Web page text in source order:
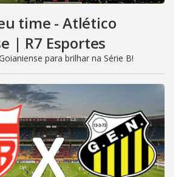
time - Atlético
| R7 Esportes
para brilhar na Série B!